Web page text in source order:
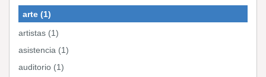
arte (1)
artistas (1)
asistencia (1)
auditorio (1)